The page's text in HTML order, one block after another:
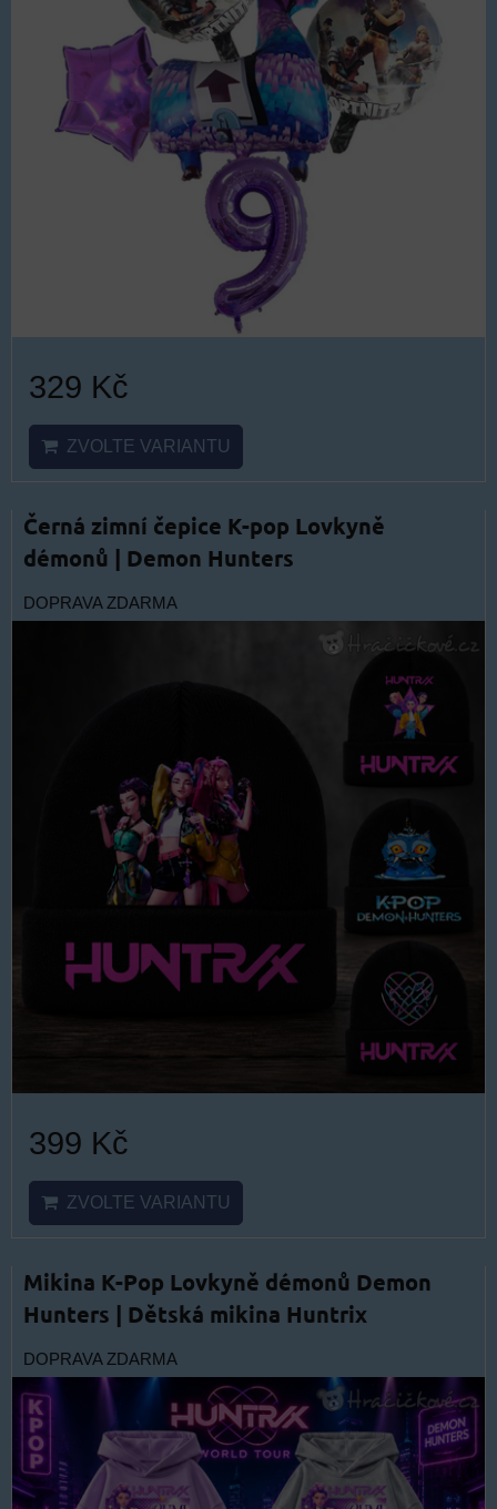
329 Kč
ZVOLTE VARIANTU
Černá zimní čepice K-pop Lovkyně
démonů | Demon Hunters
DOPRAVA ZDARMA
399 Kč
ZVOLTE VARIANTU
Mikina K-Pop Lovkyně démonů Demon
Hunters | Dětská mikina Huntrix
DOPRAVA ZDARMA